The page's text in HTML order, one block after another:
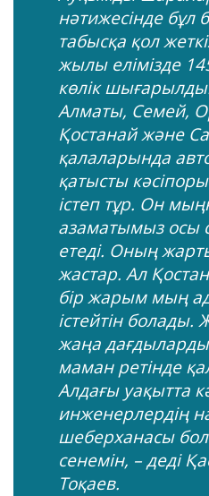
нәтижесінде бұл
табысқа қол
жылы елімізде
көлік
Алматы, Семей,
Қостанай және
қалаларында
қатысты
істеп тұр. Он
азаматымыз осы
етеді. Оның
жастар. Ал
бір жарым мың
істейтін
жаңа дағдыларды
маман ретінде
Алдағы уақытта
инженерлердің
шеберханасы
сенемін, – деді
Тоқаев.